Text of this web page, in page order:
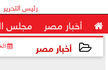
رئيس التحرير
 أخبار مصر مجلس
أخبار مصر